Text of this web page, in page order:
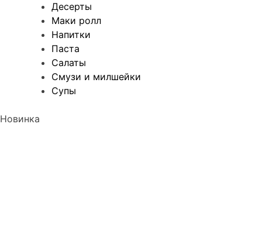
Десерты
Маки ролл
Напитки
Паста
Салаты
Смузи и милшейки
Супы
Новинка